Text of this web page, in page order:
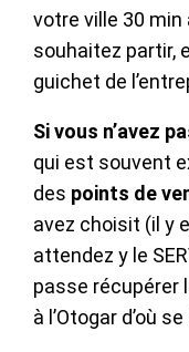
votre ville 30 min
souhaitez partir,
guichet de
Si vous n’avez
qui est souvent
des points de
avez choisit (il y
attendez y le
passe récupérer
à l’Otogar d’où